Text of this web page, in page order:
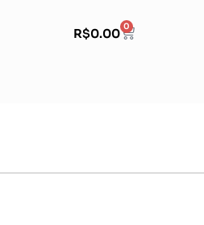
R$0.00 0